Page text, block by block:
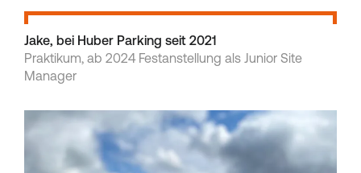
Jake, bei Huber Parking seit 2021
Praktikum, ab 2024 Festanstellung als Junior Site
Manager